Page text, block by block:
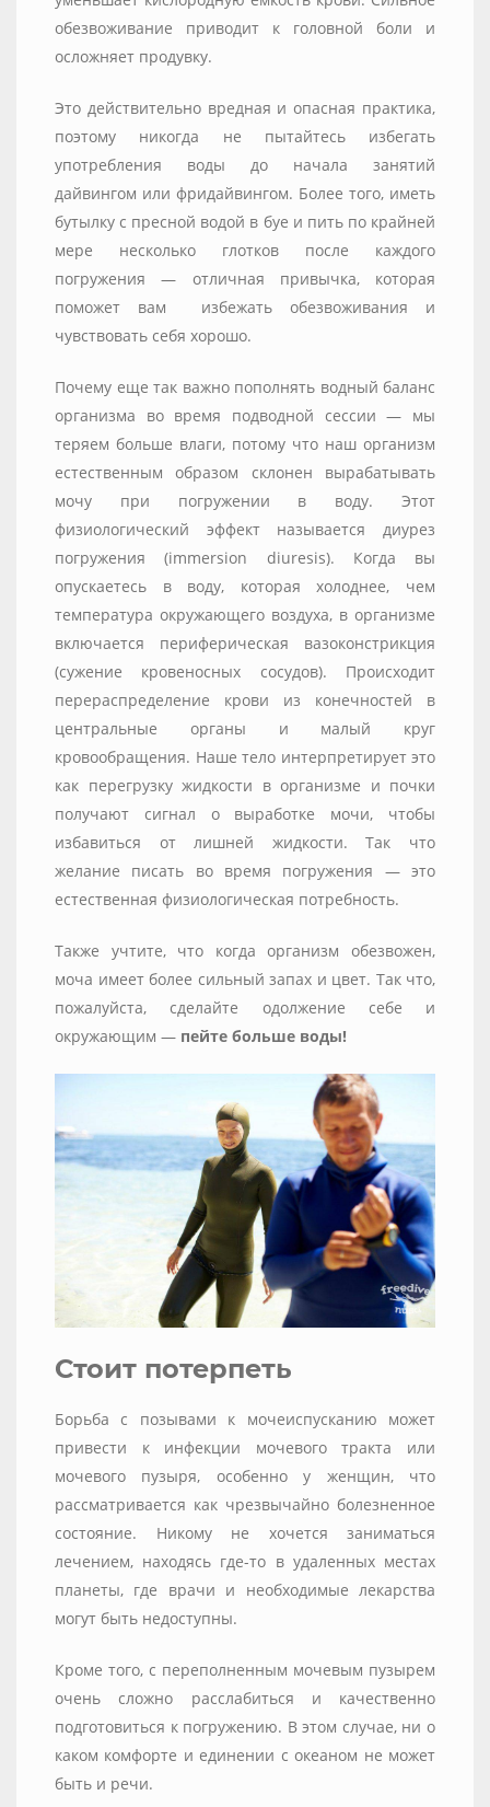
обезвоживание приводит к головной боли и
осложняет продувку.
Это действительно вредная и опасная практика,
поэтому никогда не пытайтесь избегать
употребления воды до начала занятий
дайвингом или фридайвингом. Более того, иметь
бутылку с пресной водой в буе и пить по крайней
мере несколько глотков после каждого
погружения — отличная привычка, которая
поможет вам избежать обезвоживания и
чувствовать себя хорошо.
Почему еще так важно пополнять водный баланс
организма во время подводной сессии — мы
теряем больше влаги, потому что наш организм
естественным образом склонен вырабатывать
мочу при погружении в воду. Этот
физиологический эффект называется диурез
погружения (immersion diuresis). Когда вы
опускаетесь в воду, которая холоднее, чем
температура окружающего воздуха, в организме
включается периферическая вазоконстрикция
(сужение кровеносных сосудов). Происходит
перераспределение крови из конечностей в
центральные органы и малый круг
кровообращения. Наше тело интерпретирует это
как перегрузку жидкости в организме и почки
получают сигнал о выработке мочи, чтобы
избавиться от лишней жидкости. Так что
желание писать во время погружения — это
естественная физиологическая потребность.
Также учтите, что когда организм обезвожен,
моча имеет более сильный запах и цвет. Так что,
пожалуйста, сделайте одолжение себе и
окружающим — пейте больше воды!
Стоит потерпеть
Борьба с позывами к мочеиспусканию может
привести к инфекции мочевого тракта или
мочевого пузыря, особенно у женщин, что
рассматривается как чрезвычайно болезненное
состояние. Никому не хочется заниматься
лечением, находясь где-то в удаленных местах
планеты, где врачи и необходимые лекарства
могут быть недоступны.
Кроме того, с переполненным мочевым пузырем
очень сложно расслабиться и качественно
подготовиться к погружению. В этом случае, ни о
каком комфорте и единении с океаном не может
быть и речи.